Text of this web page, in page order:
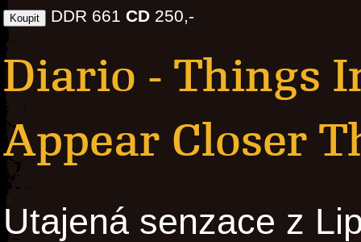
DDR 661 CD 250,-
Diario - Things
Appear Closer
Utajená senzace z